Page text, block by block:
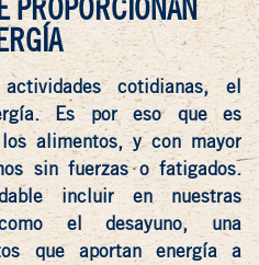
PROPORCIONAN
cotidianas, el
Es por eso que es
alimentos, y con mayor
sin fuerzas o fatigados.
incluir en nuestras
el desayuno, una
que aportan energía a